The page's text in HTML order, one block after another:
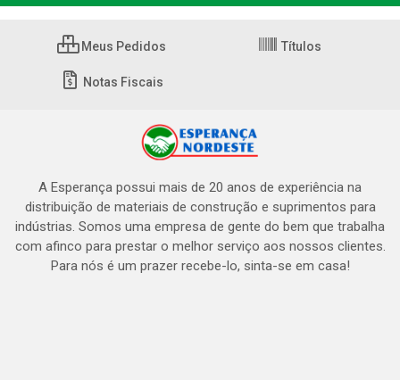
Meus Pedidos Títulos
Notas Fiscais
A Esperança possui mais de 20 anos de experiência na
distribuição de materiais de construção e suprimentos para
indústrias. Somos uma empresa de gente do bem que trabalha
com afinco para prestar o melhor serviço aos nossos clientes.
Para nós é um prazer recebe-lo, sinta-se em casa!